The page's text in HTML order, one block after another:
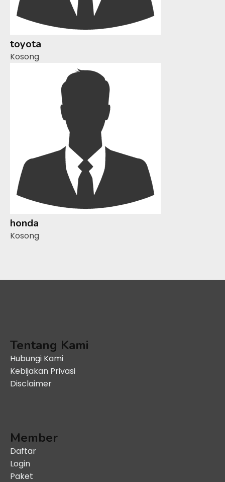
toyota
Kosong
honda
Kosong
Tentang Kami
Hubungi Kami
Kebijakan Privasi
Disclaimer
Member
Daftar
Login
Paket